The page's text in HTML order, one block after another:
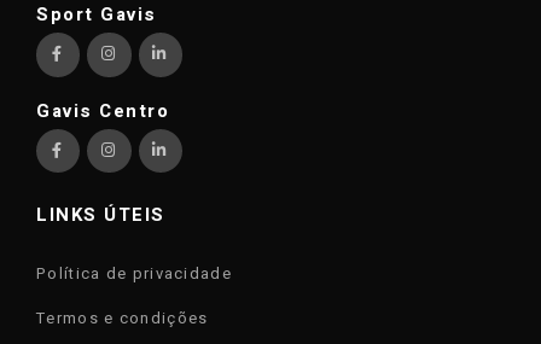
Sport Gavis
Gavis Centro
LINKS ÚTEIS
Política de privacidade
Termos e condições